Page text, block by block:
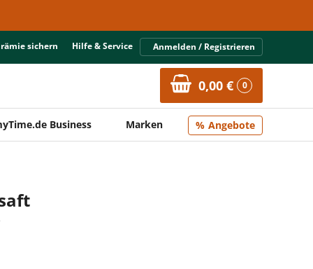
sichern Hilfe & Service Anmelden / Registrieren
0,00 € 0
Business Marken Angebote